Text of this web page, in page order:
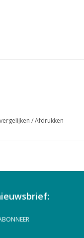
/Afdrukken